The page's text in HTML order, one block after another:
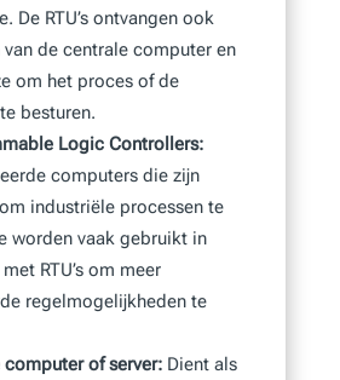
De RTU’s ontvangen ook
de centrale computer en
om het proces of de
besturen.
Logic Controllers:
computers die zijn
industriële processen te
worden vaak gebruikt in
RTU’s om meer
regelmogelijkheden te
computer of server:Dient als